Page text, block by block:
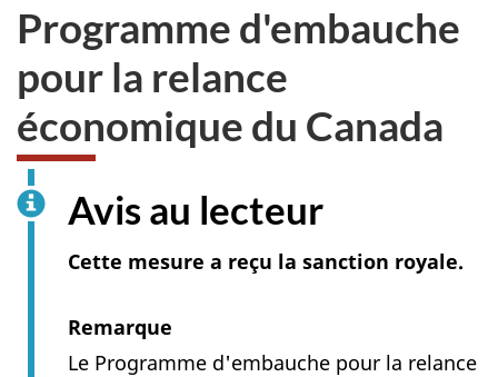
Programme d'embauche
pour la relance
économique du Canada
Avis au lecteur
Cette mesure a reçu la sanction royale.
Remarque
Le Programme d'embauche pour la relance